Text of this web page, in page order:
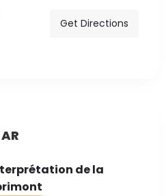
Get Directions
de la